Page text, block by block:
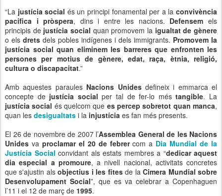
“La justícia social és un principi fonamental per a laconvivència
pacífica i pròspera, dins i entre les nacions. Defensem els
principis de justícia social quan promovem la igualtat de gènere
o els drets dels pobles indígenes i dels immigrants. Promovem la
justícia social quan eliminem les barreres que enfronten les
persones per motius de gènere, edat, raça, ètnia, religió,
cultura o discapacitat.”
Amb aquestes paraules Nacions Unidesdefineix i emmarca el
concepte de justícia social per tal de fer-lo méstangible. La
justícia social és quelcom que es percep sobretot quan manca,
quan les desigualtats i la injustícia es fan més presents.
El 26 de novembre de 2007 l’Assemblea General de les Nacions
Unides va proclamar el 20 de febrercom a Dia Mundial de la
Justícia Social convidant als estats membres a “dedicar aquest
dia especial a promoure, a nivell nacional, activitats concretes
que s'ajustin alsobjectius i les fitesde laCimera Mundial sobre
Desenvolupament Social”, que es va celebrar a Copenhaguen
l’11 i el 12 de març de 1995.